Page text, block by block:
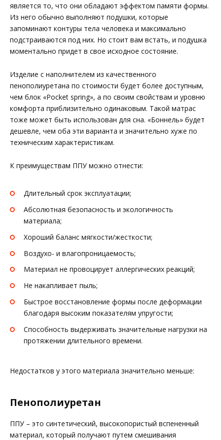
является то, что они обладают эффектом памяти формы.
Из него обычно выполняют подушки, которые
запоминают контуры тела человека и максимально
подстраиваются под них. Но стоит вам встать, и подушка
моментально придет в свое исходное состояние.
Изделие с наполнителем из качественного
пенополиуретана по стоимости будет более доступным,
чем блок «Pocket spring», а по своим свойствам и уровню
комфорта приблизительно одинаковым. Такой матрас
тоже может быть использован для сна. «Боннель» будет
дешевле, чем оба эти варианта и значительно хуже по
техническим характеристикам.
К преимуществам ППУ можно отнести:
Длительный срок эксплуатации;
Абсолютная безопасность и экологичность
материала;
Хороший баланс мягкости/жесткости;
Воздухо- и влагопроницаемость;
Материал не провоцирует аллергических реакций;
Не накапливает пыль;
Быстрое восстановление формы после деформации
благодаря высоким показателям упругости;
Способность выдерживать значительные нагрузки на
протяжении длительного времени.
Недостатков у этого материала значительно меньше:
Пенополиуретан
ППУ – это синтетический, высокопористый вспененный
материал, который получают путем смешивания